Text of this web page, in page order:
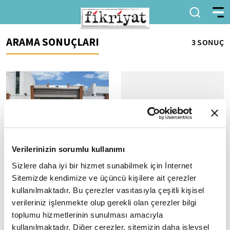
Verilerinizin sorumlu kullanımı
Sizlere daha iyi bir hizmet sunabilmek için İnternet
Sitemizde kendimize ve üçüncü kişilere ait çerezler
kullanılmaktadır. Bu çerezler vasıtasıyla çeşitli kişisel
verileriniz işlenmekte olup gerekli olan çerezler bilgi
toplumu hizmetlerinin sunulması amacıyla
kullanılmaktadır. Diğer çerezler, sitemizin daha işlevsel
ARAMA SONUÇLARI 3 SONUÇ
YÖK Başkanı Prof. Dr.
Özvar, YÖKAK ve YÖDAK
başkanlarını kabul etti
YÖK Başkanı Prof. Dr. Özvar,
YÖKAK ve YÖDAK başkanlarını
kabul etti: - "Türk
üniversitelerini dünyada
nerelere taşıyorsak,...
YÖK, yapay zeka alanında
etik kuralları ve yeni
programları masaya yatırdı
YÖK, yapay zeka ve etik kurallar
üzerine kritik bir toplantı
gerçekleştirdi. Yeni programları
masaya yatırdı. Yapay...